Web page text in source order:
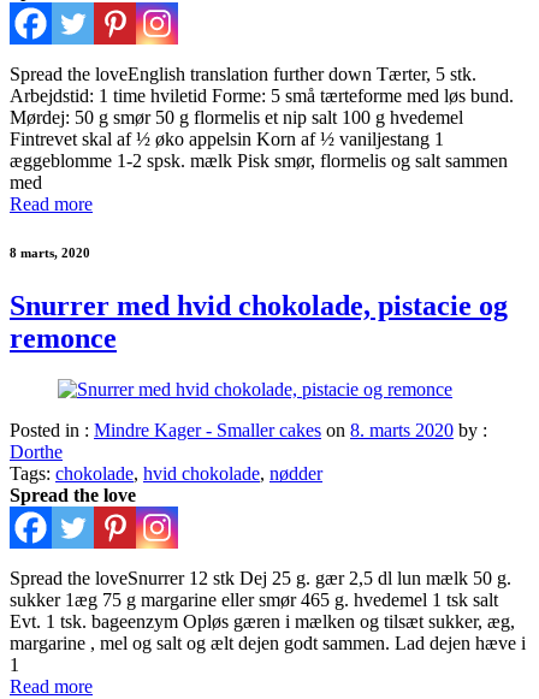
Spread the loveEnglish translation further down Tærter, 5 stk.
Arbejdstid: 1 time hviletid Forme: 5 små tærteforme med løs bund.
Mørdej: 50 g smør 50 g flormelis et nip salt 100 g hvedemel
Fintrevet skal af ½ øko appelsin Korn af ½ vaniljestang 1
æggeblomme 1-2 spsk. mælk Pisk smør, flormelis og salt sammen
med
Read more
8 marts, 2020
Snurrer med hvid chokolade, pistacie og
remonce
Posted in : Mindre Kager - Smaller cakes on 8. marts 2020 by :
Dorthe
Tags: chokolade, hvid chokolade, nødder
Spread the love
Spread the loveSnurrer 12 stk Dej 25 g. gær 2,5 dl lun mælk 50 g.
sukker 1æg 75 g margarine eller smør 465 g. hvedemel 1 tsk salt
Evt. 1 tsk. bageenzym Opløs gæren i mælken og tilsæt sukker, æg,
margarine , mel og salt og ælt dejen godt sammen. Lad dejen hæve i
1
Read more